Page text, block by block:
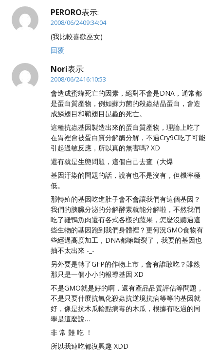
PERORO表示:
2008/06/2409:34:04
(我比較喜歡巫女)
回覆
Nori表示:
2008/06/2416:10:53
會造成蜜蜂死亡的因素，絕對不會是DNA，通常都
是蛋白質產物，例如蘇力菌的殺蟲結晶蛋白，會造
成鱗翅目和鞘翅目昆蟲的死亡。
這種抗蟲基因製造出來的蛋白質產物，理論上吃了
在胃裡會被蛋白質分解酶分解，不過Cry9C吃了可能
引起過敏反應，所以真的無害嗎? XD
還有就是生態問題，這個自己去查（大爆
基因汙染的問題的話，說有也不是沒有，但機率極
低。
那轉殖的基因吃進肚子會不會讓我們有這個基因？
我們的胰臟分泌的分解酵素就能分解啦，不然我們
吃了雞鴨魚肉還有各式各樣的蔬果，怎麼沒聽過這
些生物的基因跑到我們身體裡？更何況GMO食物有
些經過高度加工，DNA都嘛斷裂了，我要的基因也
抽不太出來 -_-
另外要是轉了GFP的作物上市，會有誰敢吃？雖然
那只是一個小小的報導基因 XD
不是GMO就是好的啊，還有產品品質評估等問題，
不是只要什麼抗氧化殺蟲抗逆境抗病等等的基因就
好，像是抗木瓜輪點病毒的木瓜，根據有吃過的同
學是這麼說…
非 常 難 吃 ！
所以我連吃都沒興趣 XDD